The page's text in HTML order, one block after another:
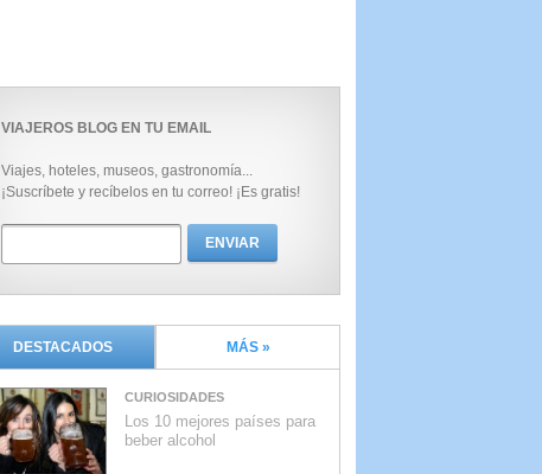
VIAJEROS BLOG EN TU EMAIL
Viajes, hoteles, museos, gastronomía...
¡Suscríbete y recíbelos en tu correo! ¡Es gratis!
DESTACADOS MÁS »
CURIOSIDADES
Los 10 mejores países para
beber alcohol